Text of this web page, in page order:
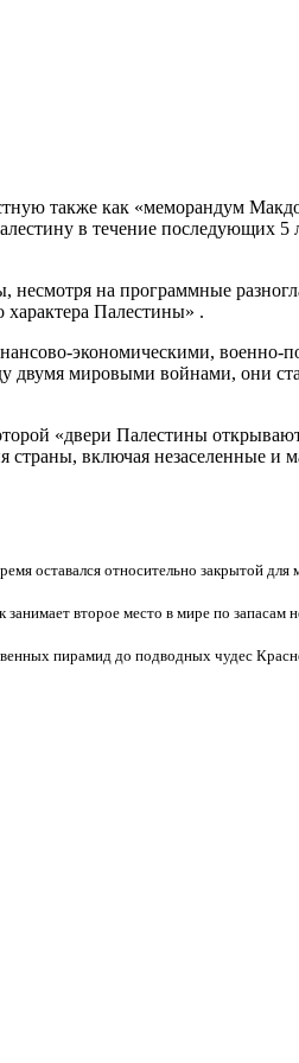
также как «меморандум
в течение последующих 5
несмотря на программные
характера Палестины» .
экономическими, военно-
двумя мировыми войнами, они
«двери Палестины
страны, включая незаселенные и
оставался относительно закрытой для
второе место в мире по запасам
пирамид до подводных чудес